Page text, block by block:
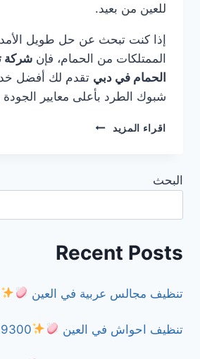
للعين من بعيد.
إذا كنت تبحث عن حل طويل الأمد
الممتلكات من الحمام، فإن شركة
الحمام في دبي تقدم لك أفضل
شبوك الطرد بأعلى معايير الجودة
اقراء المزيد
شركة
البحث
Recent Posts
تنظيف مجالس عربية في العين
تنظيف احواش في العين